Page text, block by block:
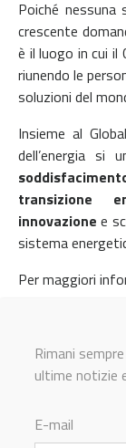
Poiché
crescente
è il luogo in cui il
riunendo le
soluzioni del
Insieme al
dell’energia si
transizione
innovazione e
sistema
Per maggiori
© Riproduzione
Rimani
ultime notizie
E-mail